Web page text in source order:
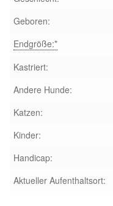
Geboren:
Endgröße:*
Kastriert:
Andere Hunde:
Katzen:
Kinder:
Handicap:
Aktueller Aufenthaltsort: